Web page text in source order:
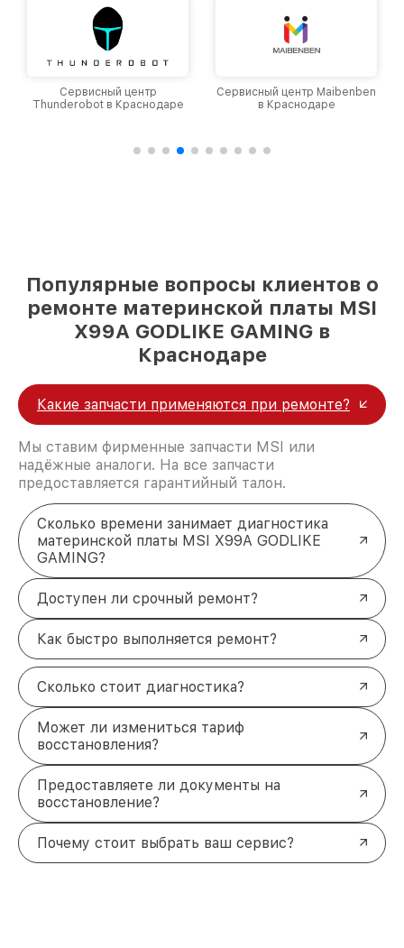
Сервисный центр
Thunderobot в Краснодаре
Сервисный центр Maibenben
в Краснодаре
Популярные вопросы клиентов о
ремонте материнской платы MSI
X99A GODLIKE GAMING в
Краснодаре
Какие запчасти применяются при ремонте?
Мы ставим фирменные запчасти MSI или
надёжные аналоги. На все запчасти
предоставляется гарантийный талон.
Сколько времени занимает диагностика
материнской платы MSI X99A GODLIKE
GAMING?
Доступен ли срочный ремонт?
Как быстро выполняется ремонт?
Сколько стоит диагностика?
Может ли измениться тариф
восстановления?
Предоставляете ли документы на
восстановление?
Почему стоит выбрать ваш сервис?